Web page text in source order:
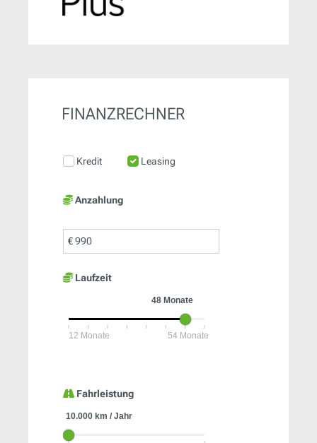
FINANZRECHNER
Kredit Leasing
Anzahlung
€
Laufzeit
Fahrleistung